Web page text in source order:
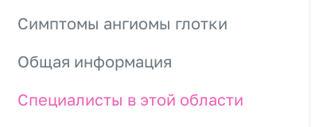
Симптомы ангиомы глотки
Общая информация
Специалисты в этой области